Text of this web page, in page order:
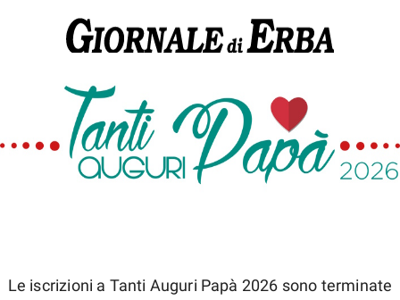
Le iscrizioni a Tanti Auguri Papà 2026 sono terminate